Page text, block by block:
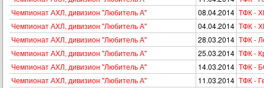
Чемпионат АХЛ, дивизион "Любитель А"
08.04.2014 ТФК -
Чемпионат АХЛ, дивизион "Любитель А"
04.04.2014 ТФК -
Чемпионат АХЛ, дивизион "Любитель А"
28.03.2014 ТФК -
Чемпионат АХЛ, дивизион "Любитель А"
25.03.2014 ТФК -
Чемпионат АХЛ, дивизион "Любитель А"
14.03.2014 ТФК -
Чемпионат АХЛ, дивизион "Любитель А"
11.03.2014 ТФК -